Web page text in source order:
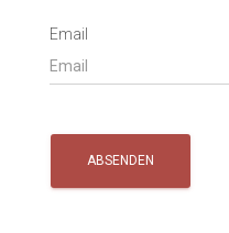
Email